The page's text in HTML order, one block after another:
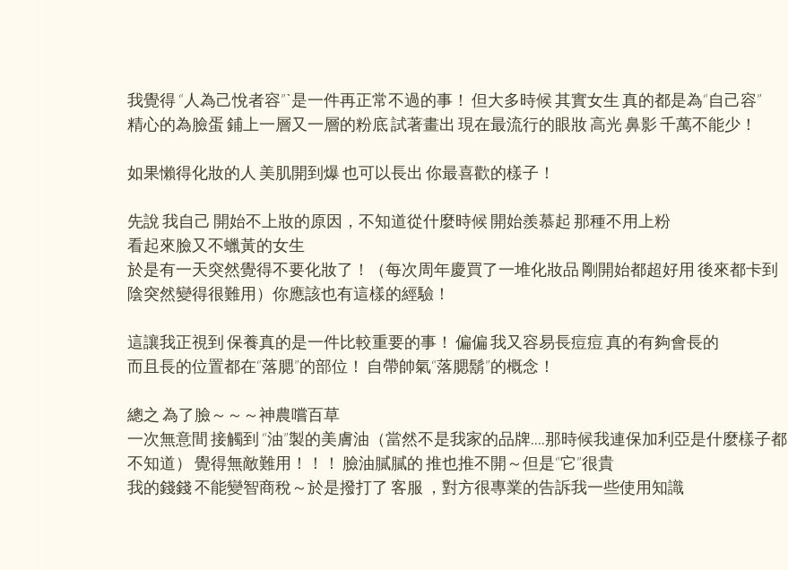
我覺得 “人為己悅者容”ˋ是一件再正常不過的事！ 但大多時候 其實女生 真的都是為“自己容”
精心的為臉蛋 鋪上一層又一層的粉底 試著畫出 現在最流行的眼妝 高光 鼻影 千萬不能少！
如果懶得化妝的人 美肌開到爆 也可以長出 你最喜歡的樣子！
先說 我自己 開始不上妝的原因，不知道從什麼時候 開始羨慕起 那種不用上粉
看起來臉又不蠟黃的女生
於是有一天突然覺得不要化妝了！（每次周年慶買了一堆化妝品 剛開始都超好用 後來都卡到
陰突然變得很難用）你應該也有這樣的經驗！
這讓我正視到 保養真的是一件比較重要的事！ 偏偏 我又容易長痘痘 真的有夠會長的
而且長的位置都在“落腮”的部位！ 自帶帥氣“落腮鬍”的概念！
總之 為了臉～～～神農嚐百草
一次無意間 接觸到 “油”製的美膚油（當然不是我家的品牌....那時候我連保加利亞是什麼樣子都
不知道） 覺得無敵難用！！！ 臉油膩膩的 推也推不開～但是“它”很貴
我的錢錢 不能變智商稅～於是撥打了 客服 ，對方很專業的告訴我一些使用知識